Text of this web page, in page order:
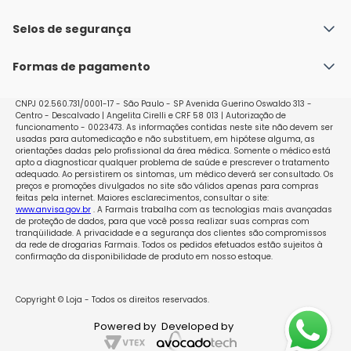
Nossas lojas
Política de Envio
Políticas de Trocas e Devoluções
Selos de segurança
Formas de pagamento
CNPJ 02.560.731/0001-17 - São Paulo - SP Avenida Guerino Oswaldo 313 -
Centro - Descalvado | Angelita Cirelli e CRF 58 013 | Autorização de
funcionamento - 0023473. As informações contidas neste site não devem ser
usadas para automedicação e não substituem, em hipótese alguma, as
orientações dadas pelo profissional da área médica. Somente o médico está
apto a diagnosticar qualquer problema de saúde e prescrever o tratamento
adequado. Ao persistirem os sintomas, um médico deverá ser consultado. Os
preços e promoções divulgados no site são válidos apenas para compras
feitas pela internet. Maiores esclarecimentos, consultar o site:
www.anvisa.gov.br. A Farmais trabalha com as tecnologias mais avançadas
de proteção de dados, para que você possa realizar suas compras com
tranqüilidade. A privacidade e a segurança dos clientes são compromissos
da rede de drogarias Farmais. Todos os pedidos efetuados estão sujeitos à
confirmação da disponibilidade de produto em nosso estoque.
Copyright © Loja - Todos os direitos reservados.
Powered by Developed by